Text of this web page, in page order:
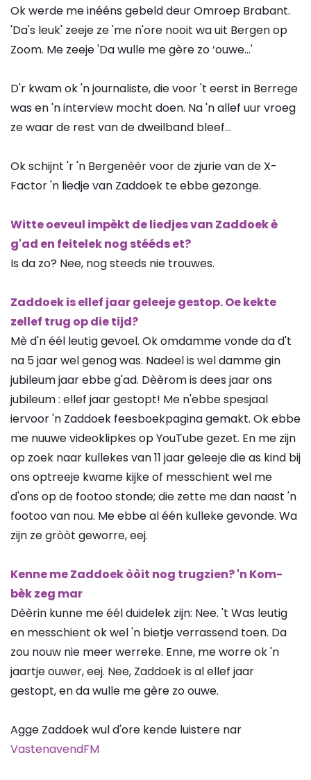
Ok werde me inééns gebeld deur Omroep Brabant.
'Da's leuk' zeeje ze 'me n'ore nooit wa uit Bergen op
Zoom. Me zeeje 'Da wulle me gère zo ‘ouwe…'
D'r kwam ok 'n journaliste, die voor 't eerst in Berrege
was en 'n interview mocht doen. Na 'n allef uur vroeg
ze waar de rest van de dweilband bleef…
Ok schijnt 'r 'n Bergenèèr voor de zjurie van de X-
Factor 'n liedje van Zaddoek te ebbe gezonge.
Witte oeveul impèkt de liedjes van Zaddoek è
g'ad en feitelek nog stééds et?
Is da zo? Nee, nog steeds nie trouwes.
Zaddoek is ellef jaar geleeje gestop. Oe kekte
zellef trug op die tijd?
Mè d'n éél leutig gevoel. Ok omdamme vonde da d't
na 5 jaar wel genog was. Nadeel is wel damme gin
jubileum jaar ebbe g'ad. Dèèrom is dees jaar ons
jubileum : ellef jaar gestopt! Me n'ebbe spesjaal
iervoor 'n Zaddoek feesboekpagina gemakt. Ok ebbe
me nuuwe videoklipkes op YouTube gezet. En me zijn
op zoek naar kullekes van 11 jaar geleeje die as kind bij
ons optreeje kwame kijke of messchient wel me
d'ons op de footoo stonde; die zette me dan naast 'n
footoo van nou. Me ebbe al één kulleke gevonde. Wa
zijn ze gròòt geworre, eej.
Kenne me Zaddoek òòit nog trugzien? 'n Kom-
bèk zeg mar
Dèèrin kunne me éél duidelek zijn: Nee. 't Was leutig
en messchient ok wel 'n bietje verrassend toen. Da
zou nouw nie meer werreke. Enne, me worre ok 'n
jaartje ouwer, eej. Nee, Zaddoek is al ellef jaar
gestopt, en da wulle me gère zo ouwe.
Agge Zaddoek wul d'ore kende luistere nar
VastenavendFM